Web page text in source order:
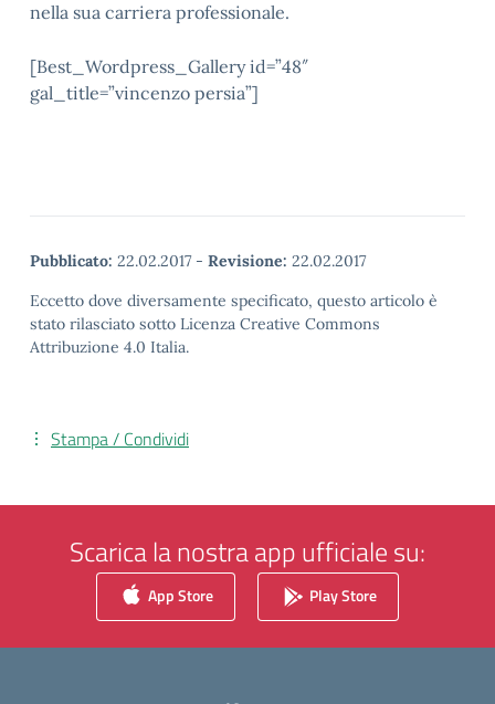
nella sua carriera professionale.
[Best_Wordpress_Gallery id=”48″
gal_title=”vincenzo persia”]
Pubblicato: 22.02.2017 - Revisione: 22.02.2017
Eccetto dove diversamente specificato, questo articolo è
stato rilasciato sotto Licenza Creative Commons
Attribuzione 4.0 Italia.
Stampa / Condividi
Scarica la nostra app ufficiale su:
App Store Play Store